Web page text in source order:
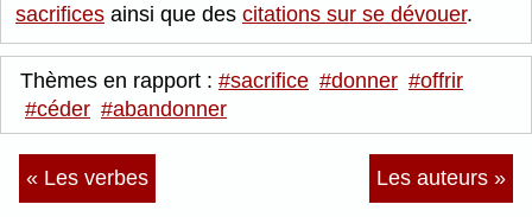
sacrifices ainsi que des citations sur se dévouer.
Thèmes en rapport : #sacrifice #donner #offrir
#céder #abandonner
« Les verbes Les auteurs »